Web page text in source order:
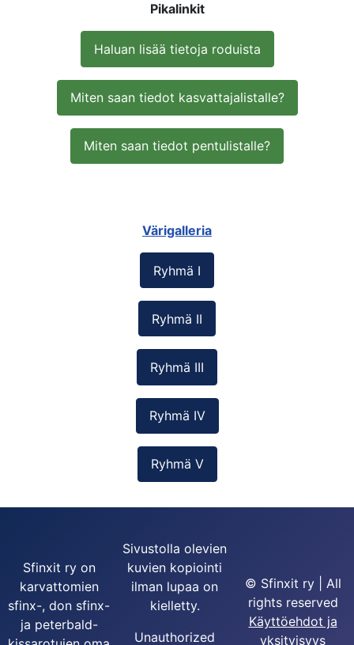
Pikalinkit
Haluan lisää tietoja roduista
Miten saan tiedot kasvattajalistalle?
Miten saan tiedot pentulistalle?
Värigalleria
Ryhmä I
Ryhmä II
Ryhmä III
Ryhmä IV
Ryhmä V
Sfinxit ry on
karvattomien
sfinx-, don sfinx-
ja peterbald-
Sivustolla olevien
kuvien kopiointi
ilman lupaa on
kielletty.
Unauthorized
© Sfinxit ry | All
rights reserved
Käyttöehdot ja
yksityisyys